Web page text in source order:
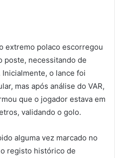
extremo polaco escorregou
poste, necessitando de
o lance foi
mas após análise do VAR,
que o jogador estava em
validando o golo.
alguma vez marcado no
registo histórico de